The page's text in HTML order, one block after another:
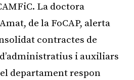
La doctora
de la FoCAP, alerta
contractes de
i auxiliars
departament respon